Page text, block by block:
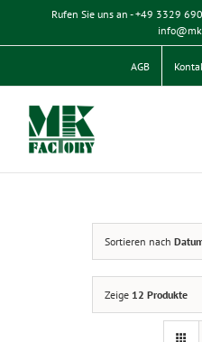
springen
Rufen Sie uns an - +49 3329
AGB
Sortieren nach
Zeige 12 Produkte